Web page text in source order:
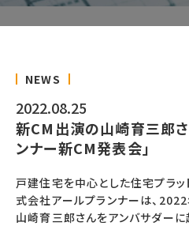
NEWS
2022.08.25
新CM出演の山崎育三郎
ンナー新CM発表会」
戸建住宅を中心とした住宅プラ
式会社アールプランナーは、2022
山崎育三郎さんをアンバサダー